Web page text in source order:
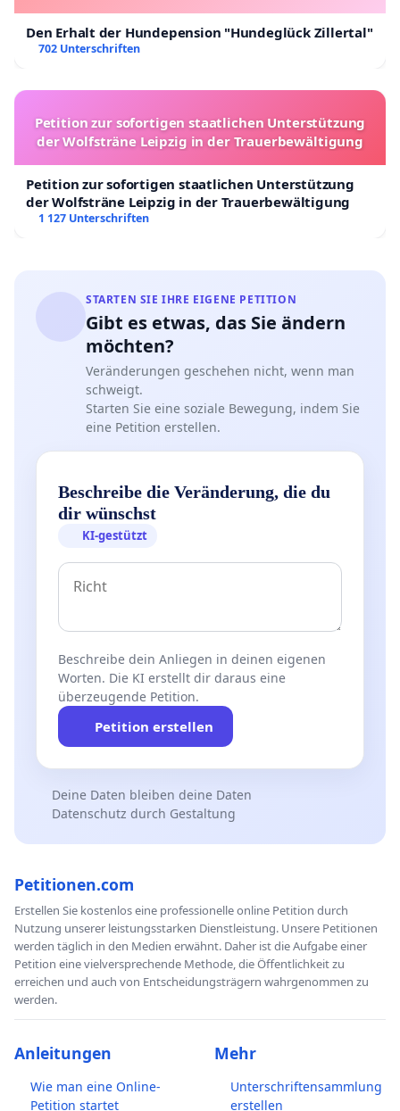
Den Erhalt der Hundepension "Hundeglück Zillertal"
702 Unterschriften
Petition zur sofortigen staatlichen Unterstützung
der Wolfsträne Leipzig in der Trauerbewältigung
Petition zur sofortigen staatlichen Unterstützung
der Wolfsträne Leipzig in der Trauerbewältigung
1 127 Unterschriften
STARTEN SIE IHRE EIGENE PETITION
Gibt es etwas, das Sie ändern
möchten?
Veränderungen geschehen nicht, wenn man
schweigt.
Starten Sie eine soziale Bewegung, indem Sie
eine Petition erstellen.
Beschreibe die Veränderung, die du
dir wünschst
KI-gestützt
Beschreibe dein Anliegen in deinen eigenen
Worten. Die KI erstellt dir daraus eine
überzeugende Petition.
Petition erstellen
Deine Daten bleiben deine Daten
Datenschutz durch Gestaltung
Petitionen.com
Erstellen Sie kostenlos eine professionelle online Petition durch
Nutzung unserer leistungsstarken Dienstleistung. Unsere Petitionen
werden täglich in den Medien erwähnt. Daher ist die Aufgabe einer
Petition eine vielversprechende Methode, die Öffentlichkeit zu
erreichen und auch von Entscheidungsträgern wahrgenommen zu
werden.
Anleitungen
Wie man eine Online-
Petition startet
Mehr
Unterschriftensammlung
erstellen